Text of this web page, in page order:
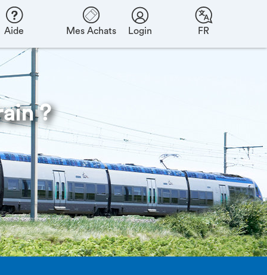
Aide Mes Achats Login FR
?